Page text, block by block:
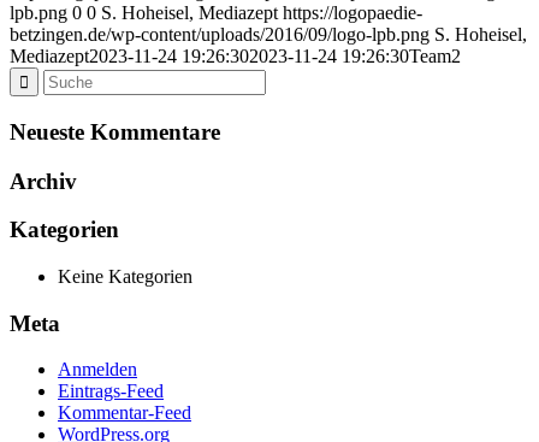
lpb.png 0 0 S. Hoheisel, Mediazept https://logopaedie-
betzingen.de/wp-content/uploads/2016/09/logo-lpb.png S. Hoheisel,
Mediazept2023-11-24 19:26:302023-11-24 19:26:30Team2
Neueste Kommentare
Archiv
Kategorien
Keine Kategorien
Meta
Anmelden
Eintrags-Feed
Kommentar-Feed
WordPress.org